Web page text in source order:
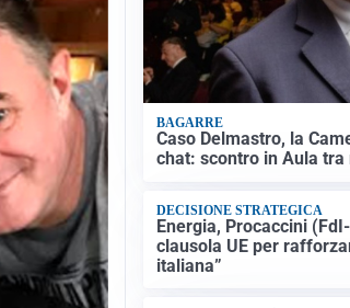
BAGARRE
Caso Delmastro, la
chat: scontro in Aula
DECISIONE STRATEGICA
Energia, Procaccini
clausola UE per
italiana”